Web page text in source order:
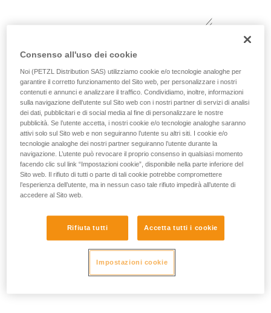
In caso di caduta, rischio di stringere la
mano sulla corda senza riuscire a
Consenso all'uso dei cookie
Noi (PETZL Distribution SAS) utilizziamo cookie e/o tecnologie analoghe per
garantire il corretto funzionamento del Sito web, per personalizzare i nostri
contenuti e annunci e analizzare il traffico. Condividiamo, inoltre, informazioni
sulla navigazione dell’utente sul Sito web con i nostri partner di servizi di analisi
dei dati, pubblicitari e di social media al fine di personalizzare le nostre
pubblicità. Se l’utente accetta, i nostri cookie e/o tecnologie analoghe saranno
attivi solo sul Sito web e non seguiranno l’utente su altri siti. I cookie e/o
tecnologie analoghe dei nostri partner seguiranno l’utente durante la
navigazione. L’utente può revocare il proprio consenso in qualsiasi momento
facendo clic sul link “Impostazioni cookie”, disponibile nella parte inferiore del
Sito web. Il rifiuto di tutti o parte di tali cookie potrebbe compromettere
l’esperienza dell’utente, ma in nessun caso tale rifiuto impedirà all’utente di
accedere al Sito web.
Rifiuta tutti Accetta tutti i cookie
Impostazioni cookie